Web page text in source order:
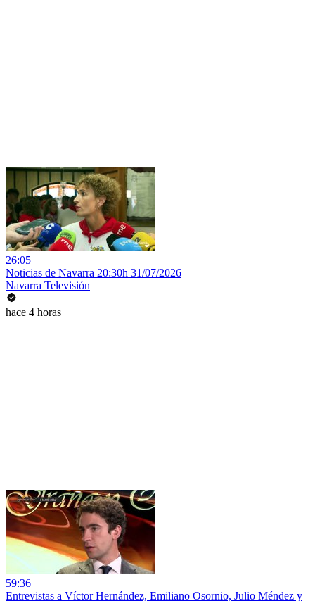
26:05
Noticias de Navarra 20:30h 31/07/2026
Navarra Televisión
hace 4 horas
59:36
Entrevistas a Víctor Hernández, Emiliano Osornio, Julio Méndez y